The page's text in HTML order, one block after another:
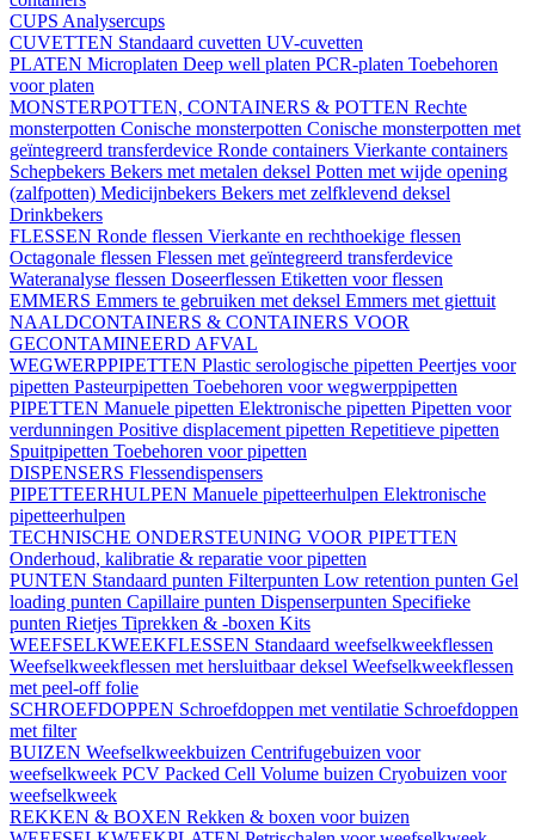
CUPS Analysercups
CUVETTEN Standaard cuvetten UV-cuvetten
PLATEN Microplaten Deep well platen PCR-platen Toebehoren
voor platen
MONSTERPOTTEN, CONTAINERS & POTTEN Rechte
monsterpotten Conische monsterpotten Conische monsterpotten met
geïntegreerd transferdevice Ronde containers Vierkante containers
Schepbekers Bekers met metalen deksel Potten met wijde opening
(zalfpotten) Medicijnbekers Bekers met zelfklevend deksel
Drinkbekers
FLESSEN Ronde flessen Vierkante en rechthoekige flessen
Octagonale flessen Flessen met geïntegreerd transferdevice
Wateranalyse flessen Doseerflessen Etiketten voor flessen
EMMERS Emmers te gebruiken met deksel Emmers met giettuit
NAALDCONTAINERS & CONTAINERS VOOR
GECONTAMINEERD AFVAL
WEGWERPPIPETTEN Plastic serologische pipetten Peertjes voor
pipetten Pasteurpipetten Toebehoren voor wegwerppipetten
PIPETTEN Manuele pipetten Elektronische pipetten Pipetten voor
verdunningen Positive displacement pipetten Repetitieve pipetten
Spuitpipetten Toebehoren voor pipetten
DISPENSERS Flessendispensers
PIPETTEERHULPEN Manuele pipetteerhulpen Elektronische
pipetteerhulpen
TECHNISCHE ONDERSTEUNING VOOR PIPETTEN
Onderhoud, kalibratie & reparatie voor pipetten
PUNTEN Standaard punten Filterpunten Low retention punten Gel
loading punten Capillaire punten Dispenserpunten Specifieke
punten Rietjes Tiprekken & -boxen Kits
WEEFSELKWEEKFLESSEN Standaard weefselkweekflessen
Weefselkweekflessen met hersluitbaar deksel Weefselkweekflessen
met peel-off folie
SCHROEFDOPPEN Schroefdoppen met ventilatie Schroefdoppen
met filter
BUIZEN Weefselkweekbuizen Centrifugebuizen voor
weefselkweek PCV Packed Cell Volume buizen Cryobuizen voor
weefselkweek
REKKEN & BOXEN Rekken & boxen voor buizen